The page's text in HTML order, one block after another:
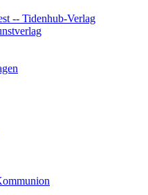
-- Tidenhub-Verlag